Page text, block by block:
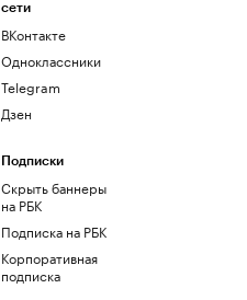
сети
ВКонтакте
Одноклассники
Telegram
Дзен
Подписки
Скрыть баннеры
на РБК
Подписка на РБК
Корпоративная
подписка